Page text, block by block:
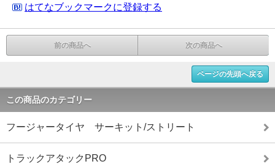
はてなブックマークに登録する
前の商品へ 次の商品へ
ページの先頭へ戻る
この商品のカテゴリー
フージャータイヤ サーキット/ストリート
トラックアタックPRO